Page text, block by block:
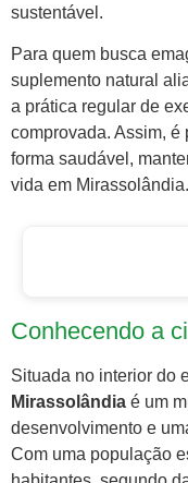
sustentável.
Para quem busca
suplemento natural
a prática regular de
comprovada. Assim,
forma saudável,
vida em Mirassolândia.
Conhecendo a
Situada no interior do
Mirassolândia é um
desenvolvimento e
Com uma população